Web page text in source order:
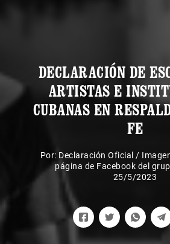
DECLARACIÓN DE
ARTISTAS E
CUBANAS EN
FE
Por: Declaración Oficial /
página de Facebook del
25/5/2023